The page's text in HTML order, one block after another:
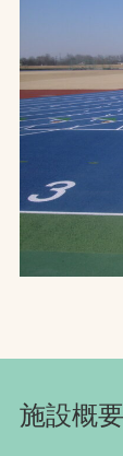
プライバシ
ソーシャル
Instagram
施設概要